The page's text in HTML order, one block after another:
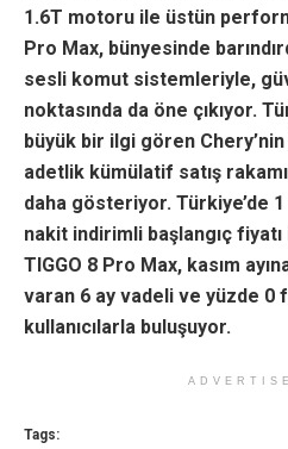
1.6T motoru ile üstün
Pro Max, bünyesinde
sesli komut sistemleriyle,
noktasında da öne çıkıyor.
büyük bir ilgi gören
adetlik kümülatif satış
daha gösteriyor. Türkiye’de
nakit indirimli başlangıç
TIGGO 8 Pro Max, kasım
varan 6 ay vadeli ve yüzde 0
kullanıcılarla buluşuyor.
Tags: